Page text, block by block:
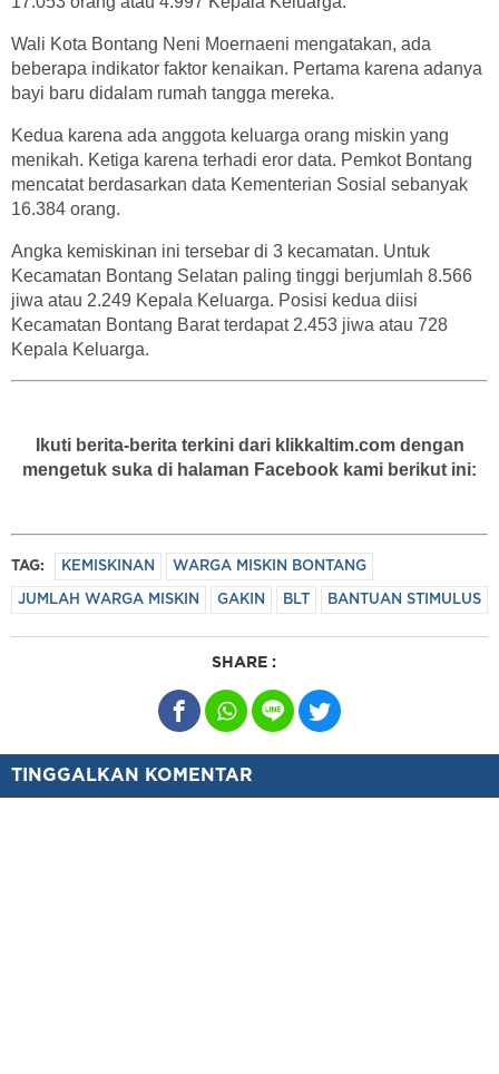
Wali Kota Bontang Neni Moernaeni mengatakan, ada
beberapa indikator faktor kenaikan. Pertama karena adanya
bayi baru didalam rumah tangga mereka.
Kedua karena ada anggota keluarga orang miskin yang
menikah. Ketiga karena terhadi eror data. Pemkot Bontang
mencatat berdasarkan data Kementerian Sosial sebanyak
16.384 orang.
Angka kemiskinan ini tersebar di 3 kecamatan. Untuk
Kecamatan Bontang Selatan paling tinggi berjumlah 8.566
jiwa atau 2.249 Kepala Keluarga. Posisi kedua diisi
Kecamatan Bontang Barat terdapat 2.453 jiwa atau 728
Kepala Keluarga.
Ikuti berita-berita terkini dari klikkaltim.com dengan
mengetuk suka di halaman Facebook kami berikut ini:
TAG: KEMISKINAN WARGA MISKIN BONTANG
JUMLAH WARGA MISKIN GAKIN BLT BANTUAN STIMULUS
SHARE :
TINGGALKAN KOMENTAR